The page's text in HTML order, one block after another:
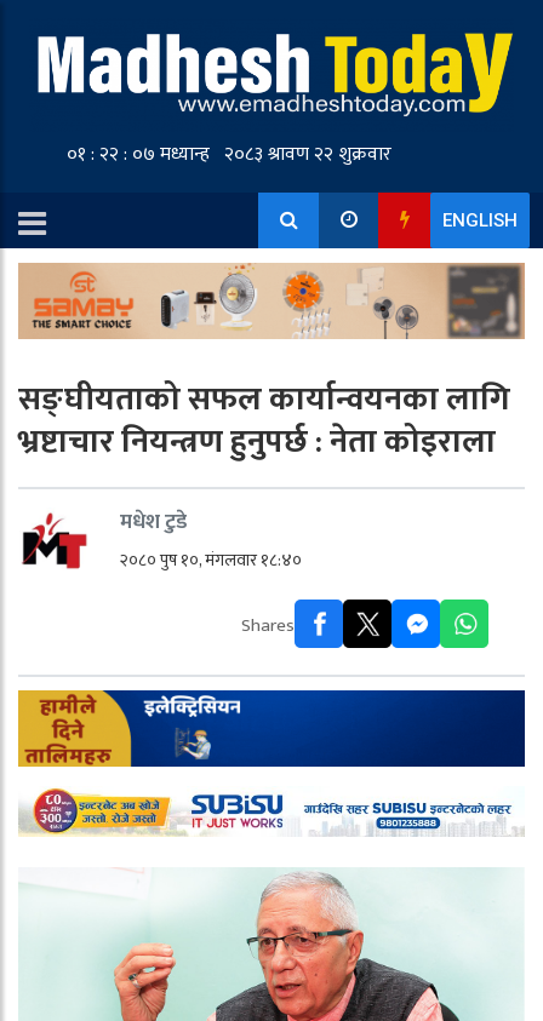
ENGLISH
सङ्घीयताको सफल कार्यान्वयनका लागि
भ्रष्टाचार नियन्त्रण हुनुपर्छ : नेता कोइराला
मधेश टुडे
२०८० पुष १०, मंगलवार १८:४०
Shares